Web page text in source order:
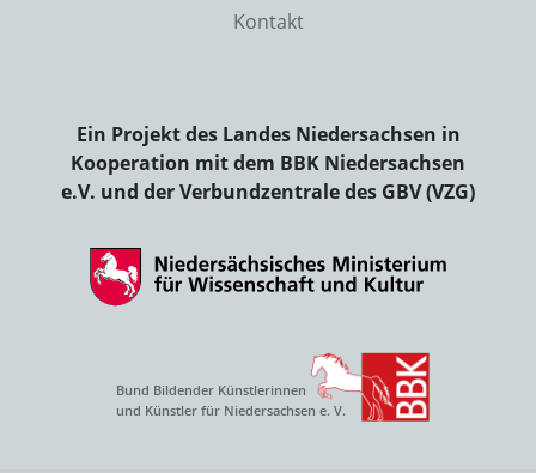
Kontakt
Ein Projekt des Landes Niedersachsen in
Kooperation mit dem BBK Niedersachsen
e.V. und der Verbundzentrale des GBV (VZG)
Bund Bildender Künstlerinnen
und Künstler für Niedersachsen e. V.